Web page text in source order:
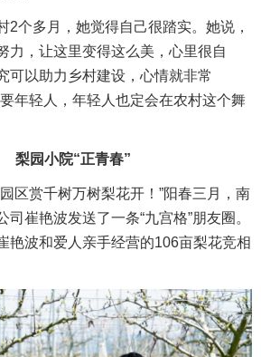
2个多月，她觉得自己很踏实。她说，
力，让这里变得这么美，心里很自
可以助力乡村建设，心情就非常
年轻人，年轻人也定会在农村这个舞
梨园小院“正青春”
区赏千树万树梨花开！”阳春三月，南
崔艳波发送了一条“九宫格”朋友圈。
艳波和爱人亲手经营的106亩梨花竞相